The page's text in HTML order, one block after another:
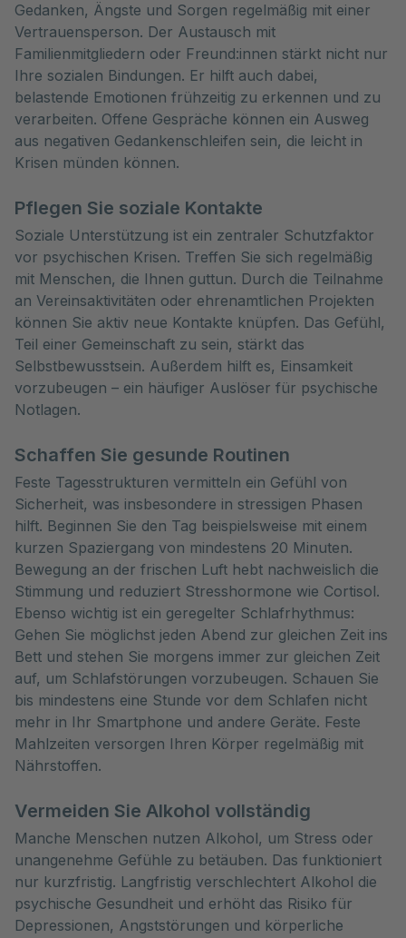
Gedanken, Ängste und Sorgen regelmäßig mit einer
Vertrauensperson. Der Austausch mit
Familienmitgliedern oder Freund:innen stärkt nicht nur
Ihre sozialen Bindungen. Er hilft auch dabei,
belastende Emotionen frühzeitig zu erkennen und zu
verarbeiten. Offene Gespräche können ein Ausweg
aus negativen Gedankenschleifen sein, die leicht in
Krisen münden können.
Pflegen Sie soziale Kontakte
Soziale Unterstützung ist ein zentraler Schutzfaktor
vor psychischen Krisen. Treffen Sie sich regelmäßig
mit Menschen, die Ihnen guttun. Durch die Teilnahme
an Vereinsaktivitäten oder ehrenamtlichen Projekten
können Sie aktiv neue Kontakte knüpfen. Das Gefühl,
Teil einer Gemeinschaft zu sein, stärkt das
Selbstbewusstsein. Außerdem hilft es, Einsamkeit
vorzubeugen – ein häufiger Auslöser für psychische
Notlagen.
Schaffen Sie gesunde Routinen
Feste Tagesstrukturen vermitteln ein Gefühl von
Sicherheit, was insbesondere in stressigen Phasen
hilft. Beginnen Sie den Tag beispielsweise mit einem
kurzen Spaziergang von mindestens 20 Minuten.
Bewegung an der frischen Luft hebt nachweislich die
Stimmung und reduziert Stresshormone wie Cortisol.
Ebenso wichtig ist ein geregelter Schlafrhythmus:
Gehen Sie möglichst jeden Abend zur gleichen Zeit ins
Bett und stehen Sie morgens immer zur gleichen Zeit
auf, um Schlafstörungen vorzubeugen. Schauen Sie
bis mindestens eine Stunde vor dem Schlafen nicht
mehr in Ihr Smartphone und andere Geräte. Feste
Mahlzeiten versorgen Ihren Körper regelmäßig mit
Nährstoffen.
Vermeiden Sie Alkohol vollständig
Manche Menschen nutzen Alkohol, um Stress oder
unangenehme Gefühle zu betäuben. Das funktioniert
nur kurzfristig. Langfristig verschlechtert Alkohol die
psychische Gesundheit und erhöht das Risiko für
Depressionen, Angststörungen und körperliche